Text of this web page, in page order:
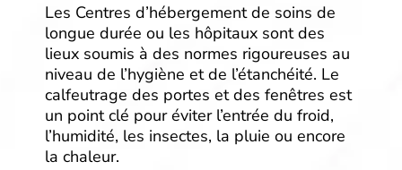
Les Centres d’hébergement de soins de
longue durée ou les hôpitaux sont des
lieux soumis à des normes rigoureuses au
niveau de l’hygiène et de l’étanchéité. Le
calfeutrage des portes et des fenêtres est
un point clé pour éviter l’entrée du froid,
l’humidité, les insectes, la pluie ou encore
la chaleur.